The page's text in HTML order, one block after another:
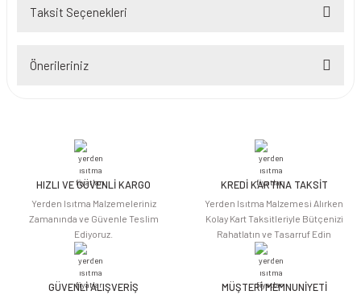
Taksit Seçenekleri
Önerileriniz
iletebilirsiniz.
Görüş ve önerileriniz için teşekkür ederiz.
Ürün açıklamasında eksik bilgiler bulunuyor.
Ürün bilgilerinde hatalar bulunuyor.
Ürün fiyatı diğer sitelerden daha pahalı.
Bu ürüne benzer farklı alternatifler olmalı.
HIZLI VE GÜVENLİ KARGO
Yerden Isıtma Malzemeleriniz
Zamanında ve Güvenle Teslim
Ediyoruz.
KREDİ KARTINA TAKSİT
Yerden Isıtma Malzemesi Alırken
Kolay Kart Taksitleriyle Bütçenizi
Rahatlatın ve Tasarruf Edin
GÜVENLİ ALIŞVERİŞ MÜŞTERİ MEMNUNİYETİ